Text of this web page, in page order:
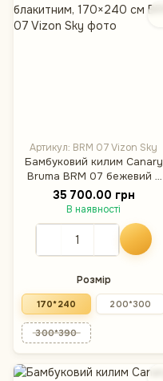
Артикул: BRM 07 Vizon Sky
Бамбуковий килим Canary
Bruma BRM 07 бежевий з
блакитним, 170×240 см
35 700.00 грн
В наявності
Розмір
170*240 200*300
300*390